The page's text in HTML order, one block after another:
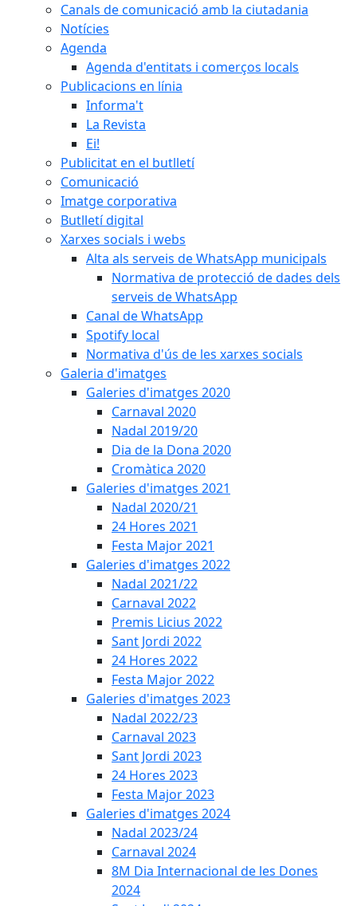
Canals de comunicació amb la ciutadania
Notícies
Agenda
Agenda d'entitats i comerços locals
Publicacions en línia
Informa't
La Revista
Ei!
Publicitat en el butlletí
Comunicació
Imatge corporativa
Butlletí digital
Xarxes socials i webs
Alta als serveis de WhatsApp municipals
Normativa de protecció de dades dels
serveis de WhatsApp
Canal de WhatsApp
Spotify local
Normativa d'ús de les xarxes socials
Galeria d'imatges
Galeries d'imatges 2020
Carnaval 2020
Nadal 2019/20
Dia de la Dona 2020
Cromàtica 2020
Galeries d'imatges 2021
Nadal 2020/21
24 Hores 2021
Festa Major 2021
Galeries d'imatges 2022
Nadal 2021/22
Carnaval 2022
Premis Licius 2022
Sant Jordi 2022
24 Hores 2022
Festa Major 2022
Galeries d'imatges 2023
Nadal 2022/23
Carnaval 2023
Sant Jordi 2023
24 Hores 2023
Festa Major 2023
Galeries d'imatges 2024
Nadal 2023/24
Carnaval 2024
8M Dia Internacional de les Dones
2024